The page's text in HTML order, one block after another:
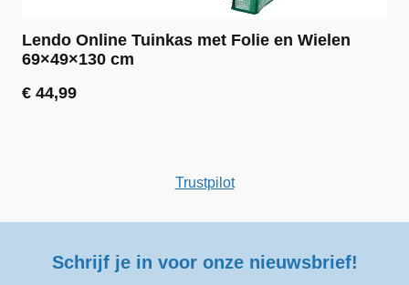
Lendo Online Tuinkas met Folie en Wielen
69×49×130 cm
€ 44,99
Trustpilot
Schrijf je in voor onze nieuwsbrief!